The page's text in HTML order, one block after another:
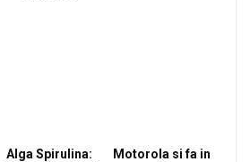
Alga Spirulina:
Motorola si fa in